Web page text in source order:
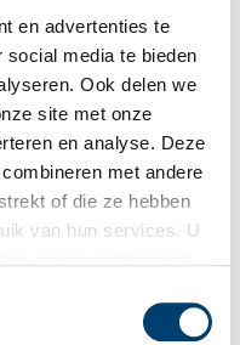
en advertenties te
media te bieden
Ook delen we
site met onze
en analyse. Deze
met andere
of die ze hebben
van hun services. U
van de single
van Wastora aan de
deel 2 (2010).